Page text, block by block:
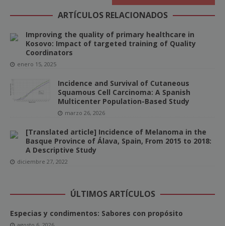
ARTÍCULOS RELACIONADOS
Improving the quality of primary healthcare in
Kosovo: Impact of targeted training of Quality
Coordinators
enero 15, 2025
Incidence and Survival of Cutaneous
Squamous Cell Carcinoma: A Spanish
Multicenter Population-Based Study
marzo 26, 2026
[Translated article] Incidence of Melanoma in the
Basque Province of Álava, Spain, From 2015 to 2018:
A Descriptive Study
diciembre 27, 2022
ÚLTIMOS ARTÍCULOS
Especias y condimentos: Sabores con propósito